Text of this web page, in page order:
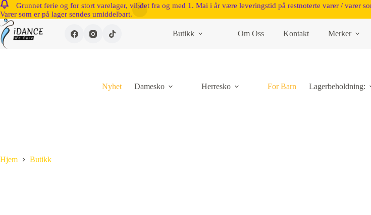
Grunnet ferie og for stort varelager, vil det fra og med 1. Mai i år være leveringstid på restnoterte varer / varer
Varer som er på lager sendes umiddelbart.
Butikk Om Oss Kontakt Merker
Nyhet Damesko Herresko For Barn Lagerbeholdning:
Hjem Butikk